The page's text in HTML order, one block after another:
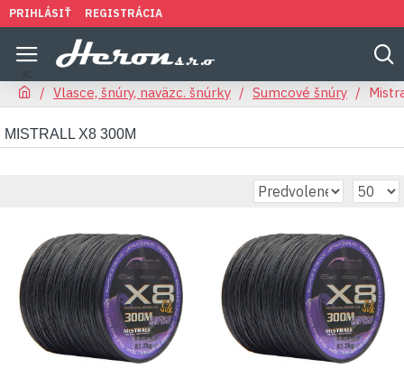
PRIHLÁSIŤ REGISTRÁCIA
Vlasce, šnúry, naväzc. šnúrky Sumcové šnúry
MISTRALL X8 300M